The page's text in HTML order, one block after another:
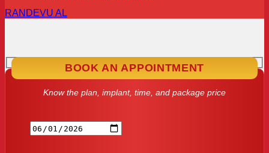
RANDEVU AL
BOOK AN APPOINTMENT
Know the plan, implant, time, and package price